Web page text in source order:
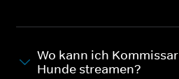
Wo kann ich
Hunde streamen?